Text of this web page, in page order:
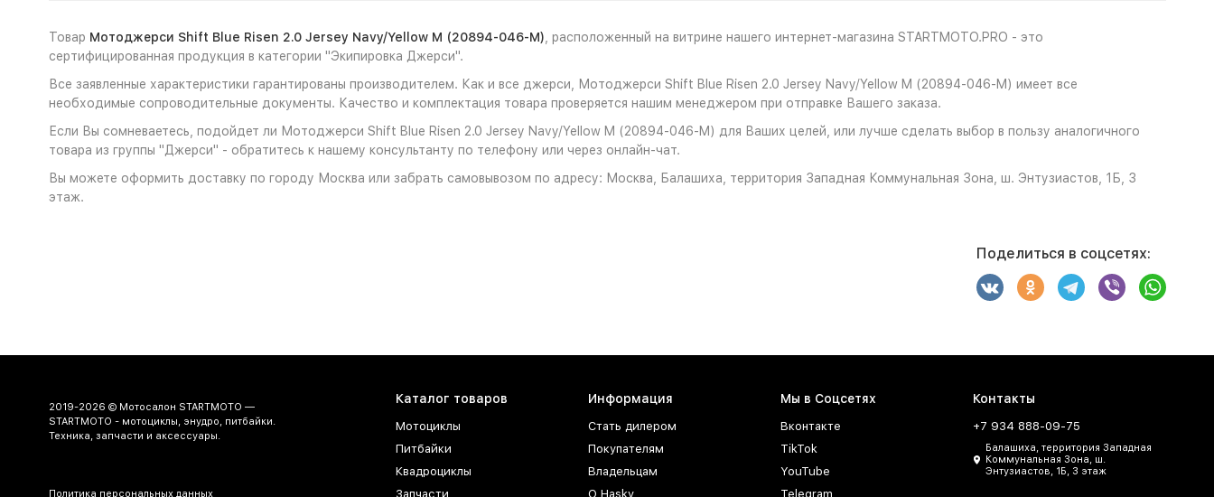
Товар Мотоджерси Shift Blue Risen 2.0 Jersey Navy/Yellow M (20894-046-M) , расположенный на витрине нашего интернет-магазина STARTMOTO.PRO - это
сертифицированная продукция в категории "Экипировка Джерси".
Все заявленные характеристики гарантированы производителем. Как и все джерси, Мотоджерси Shift Blue Risen 2.0 Jersey Navy/Yellow M (20894-046-M) имеет все
необходимые сопроводительные документы. Качество и комплектация товара проверяется нашим менеджером при отправке Вашего заказа.
Если Вы сомневаетесь, подойдет ли Мотоджерси Shift Blue Risen 2.0 Jersey Navy/Yellow M (20894-046-M) для Ваших целей, или лучше сделать выбор в пользу аналогичного
товара из группы "Джерси" - обратитесь к нашему консультанту по телефону или через онлайн-чат.
Вы можете оформить доставку по городу Москва или забрать самовывозом по адресу: Москва, Балашиха, территория Западная Коммунальная Зона, ш. Энтузиастов, 1Б, 3
этаж.
Поделиться в соцсетях:
2019-2026 © Мотосалон STARTMOTO —
STARTMOTO - мотоциклы, энудро, питбайки.
Техника, запчасти и аксессуары.
Политика персональных данных
Каталог товаров
Мотоциклы
Питбайки
Квадроциклы
Запчасти
Информация
Стать дилером
Покупателям
Владельцам
О Hasky
Мы в Соцсетях
Вконтакте
TikTok
YouTube
Telegram
Контакты
+7 934 888-09-75
Балашиха, территория Западная
Коммунальная Зона, ш.
Энтузиастов, 1Б, 3 этаж